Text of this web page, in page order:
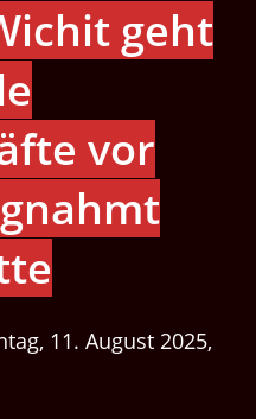
geht
vor
11. August 2025,